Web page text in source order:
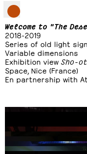
Welcome to "The
2018-2019
Series of old light
Variable dimensions
Exhibition view Sho-
Space, Nice (France)
En partnership with